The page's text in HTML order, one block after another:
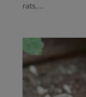
rats,...